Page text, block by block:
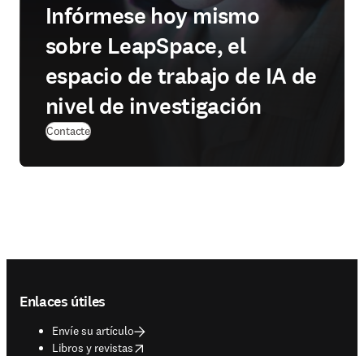
Infórmese hoy mismo
sobre LeapSpace, el
espacio de trabajo de IA de
nivel de investigación
Contacte
Enlaces útiles
Envíe su artículo
Libros y revistas
opens in new tab/window